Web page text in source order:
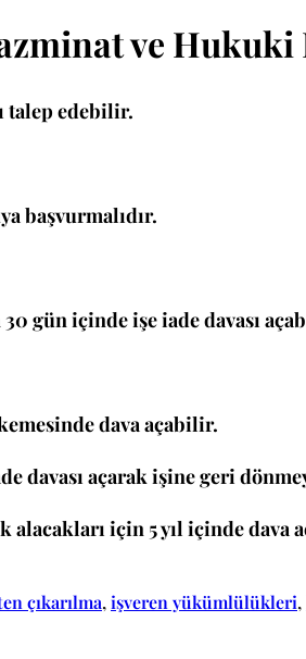
ve Hukuki
talep edebilir.
başvurmalıdır.
30 gün içinde işe iade davası
dava açabilir.
davası açarak işine geri
için 5 yıl içinde dava
çıkarılma, işveren yükümlülükleri,